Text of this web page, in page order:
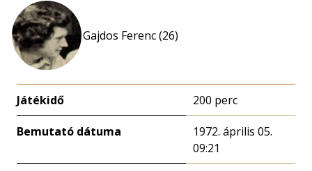
Gajdos Ferenc (26)
Játékidő 200 perc
Bemutató dátuma
1972. április 05.
09:21